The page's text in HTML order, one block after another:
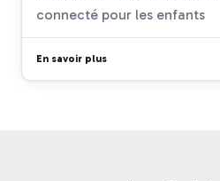
connecté pour les enfants
En savoir plus